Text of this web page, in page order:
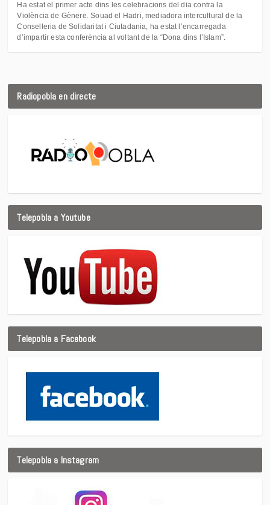
Ha estat el primer acte dins les celebracions del dia contra la
Violència de Gènere. Souad el Hadri, mediadora intercultural de la
Conselleria de Solidaritat i Ciutadania, ha estat l’encarregada
d’impartir esta conferència al voltant de la “Dona dins l’Islam”.
Radiopobla en directe
Telepobla a Youtube
Telepobla a Facebook
Telepobla a Instagram